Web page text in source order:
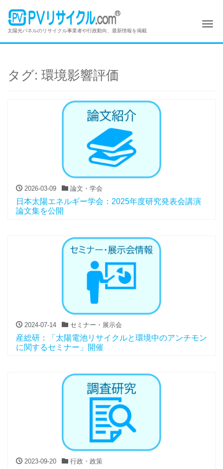
太陽光パネルのリサイクル事業者や行政動向、最新情報を掲載
タグ: 環境影響評価
2026-03-09 論文・学会
日本太陽エネルギー学会：2025年度研究発表会講演
論文集を公開
2024-07-14 セミナー・展示会
産総研：「太陽電池リサイクルと環境中のアンチモン
に関するセミナー」開催
2023-09-20 行政・政策